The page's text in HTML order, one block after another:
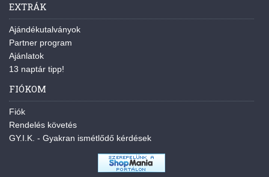
EXTRÁK
Ajándékutalványok
Partner program
Ajánlatok
13 naptár tipp!
FIÓKOM
Fiók
Rendelés követés
GY.I.K. - Gyakran ismétlődő kérdések